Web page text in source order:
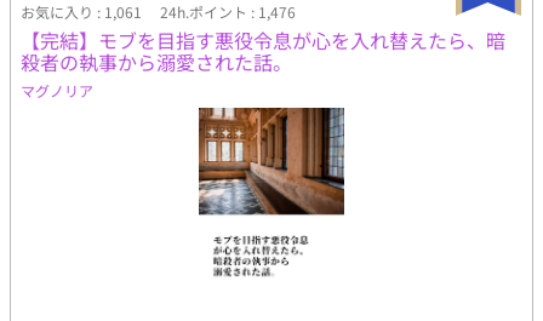
お気に入り : 1,061 24h.ポイント : 1,476
【完結】モブを目指す悪役令息が心を入れ替えたら、暗
殺者の執事から溺愛された話。
マグノリア